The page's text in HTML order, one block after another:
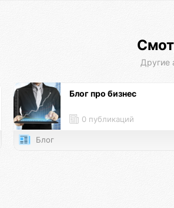
Другие
Блог про бизнес
0 публикаций
Блог